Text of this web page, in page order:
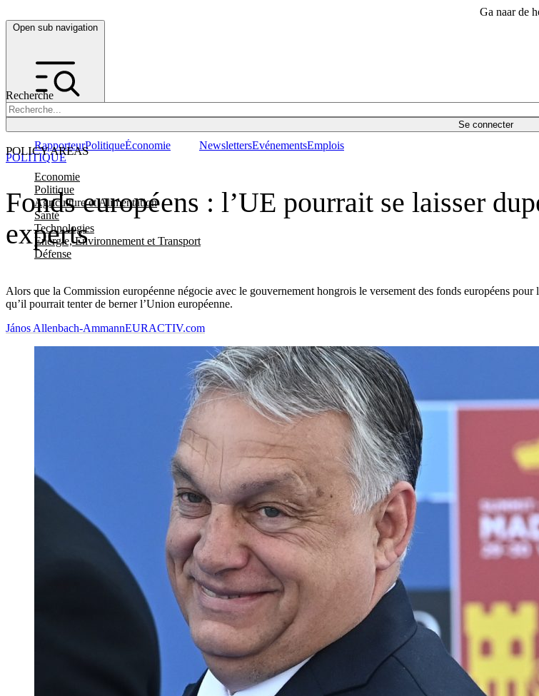
Ga naar de
Open sub navigation
Recherche
Se connecter
POLICY AREAS
Economie
Politique
Agriculture et Alimentation
Santé
Technologies
Energie, Environnement et Transport
Défense
RapporteurPolitiqueÉconomie NewslettersEvénementsEmplois
Fonds européens : l’UE pourrait se laisser
experts
Alors que la Commission européenne négocie avec le gouvernement hongrois le versement des fonds européens
qu’il pourrait tenter de berner l’Union européenne.
POLITIQUE
János Allenbach-AmmannEURACTIV.com